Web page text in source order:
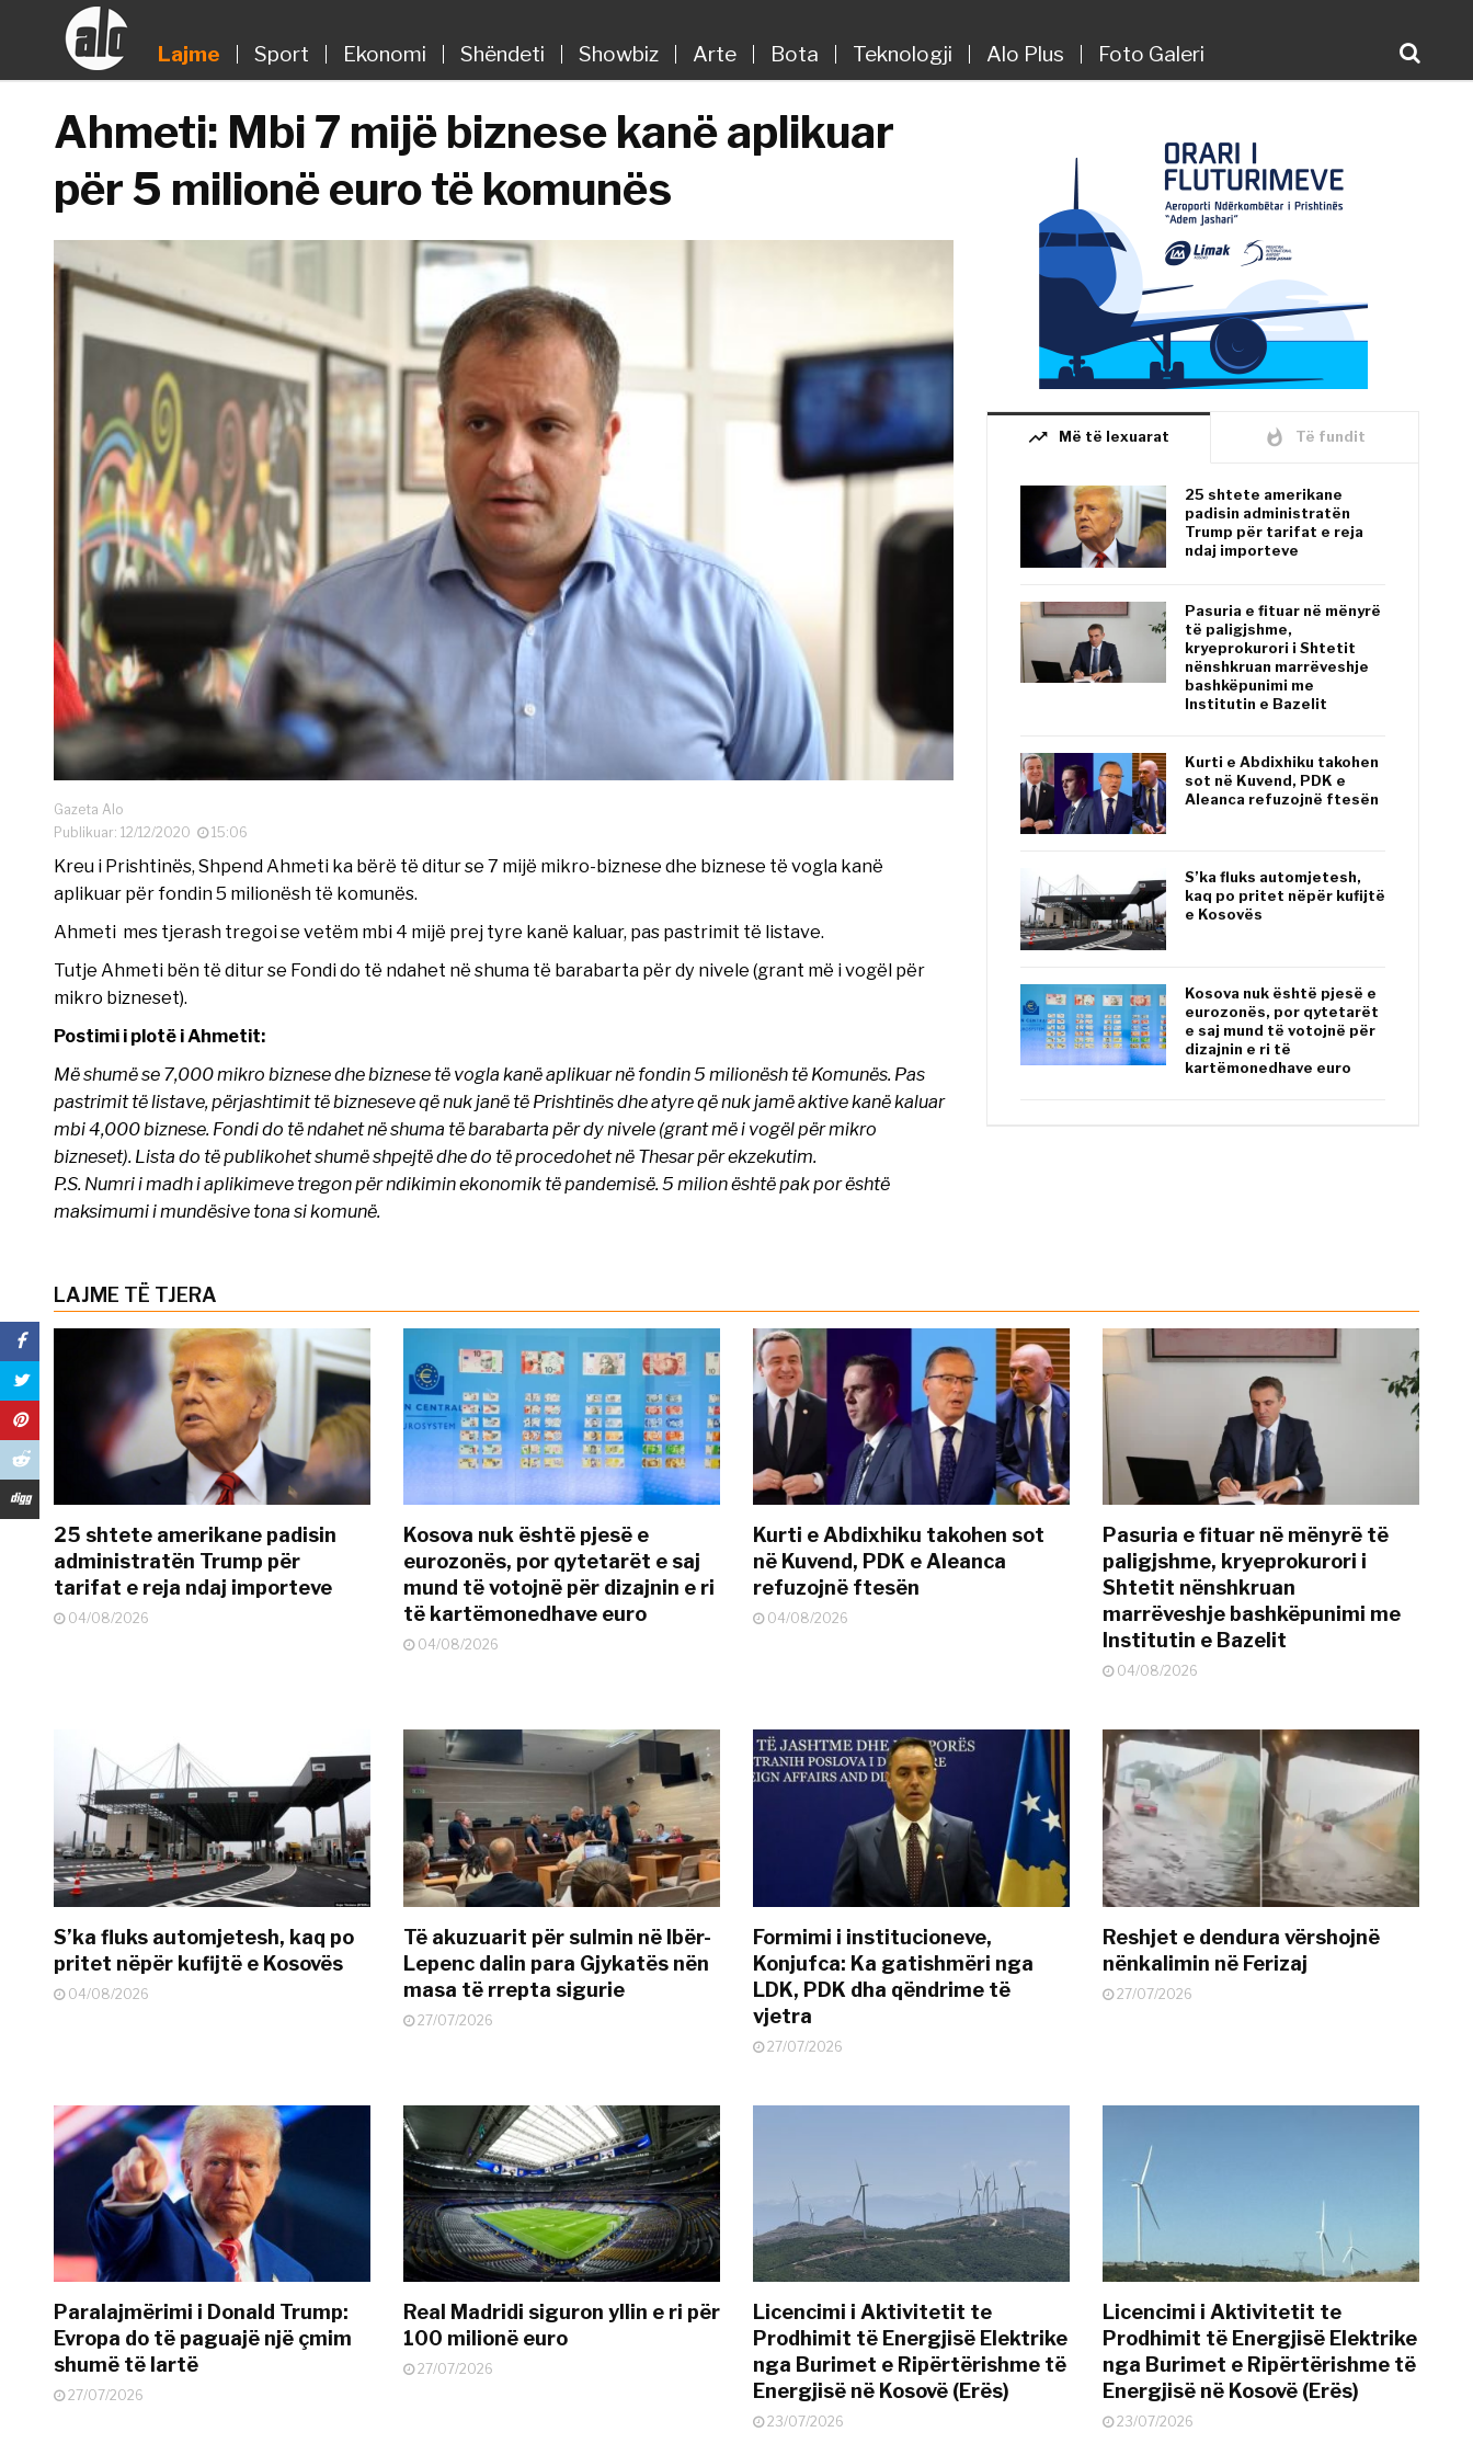
Lajme Sport Ekonomi Shëndeti Showbiz Arte Bota Teknologji Alo Plus Foto Galeri
Ahmeti: Mbi 7 mijë biznese kanë aplikuar
për 5 milionë euro të komunës
Gazeta Alo
Publikuar: 12/12/2020
15:06
Kreu i Prishtinës, Shpend Ahmeti ka bërë të ditur se 7 mijë mikro-biznese dhe biznese të vogla kanë
aplikuar për fondin 5 milionësh të komunës.
Ahmeti mes tjerash tregoi se vetëm mbi 4 mijë prej tyre kanë kaluar, pas pastrimit të listave.
Tutje Ahmeti bën të ditur se Fondi do të ndahet në shuma të barabarta për dy nivele (grant më i vogël për
mikro bizneset).
Postimi i plotë i Ahmetit:
Më shumë se 7,000 mikro biznese dhe biznese të vogla kanë aplikuar në fondin 5 milionësh të Komunës. Pas
pastrimit të listave, përjashtimit të bizneseve që nuk janë të Prishtinës dhe atyre që nuk jamë aktive kanë kaluar
mbi 4,000 biznese. Fondi do të ndahet në shuma të barabarta për dy nivele (grant më i vogël për mikro
bizneset). Lista do të publikohet shumë shpejtë dhe do të procedohet në Thesar për ekzekutim.
P.S. Numri i madh i aplikimeve tregon për ndikimin ekonomik të pandemisë. 5 milion është pak por është
maksimumi i mundësive tona si komunë.
trending_up Më të lexuarat whatshot Të fundit
25 shtete amerikane
padisin administratën
Trump për tarifat e reja
ndaj importeve
Pasuria e fituar në mënyrë
të paligjshme,
kryeprokurori i Shtetit
nënshkruan marrëveshje
bashkëpunimi me
Institutin e Bazelit
Kurti e Abdixhiku takohen
sot në Kuvend, PDK e
Aleanca refuzojnë ftesën
S’ka fluks automjetesh,
kaq po pritet nëpër kufijtë
e Kosovës
Kosova nuk është pjesë e
eurozonës, por qytetarët
e saj mund të votojnë për
dizajnin e ri të
kartëmonedhave euro
LAJME TË TJERA
25 shtete amerikane padisin
administratën Trump për
tarifat e reja ndaj importeve
04/08/2026
Kosova nuk është pjesë e
eurozonës, por qytetarët e saj
mund të votojnë për dizajnin e ri
të kartëmonedhave euro
04/08/2026
Kurti e Abdixhiku takohen sot
në Kuvend, PDK e Aleanca
refuzojnë ftesën
04/08/2026
Pasuria e fituar në mënyrë të
paligjshme, kryeprokurori i
Shtetit nënshkruan
marrëveshje bashkëpunimi me
Institutin e Bazelit
04/08/2026
S’ka fluks automjetesh, kaq po
pritet nëpër kufijtë e Kosovës
04/08/2026
Të akuzuarit për sulmin në Ibër-
Lepenc dalin para Gjykatës nën
masa të rrepta sigurie
27/07/2026
Formimi i institucioneve,
Konjufca: Ka gatishmëri nga
LDK, PDK dha qëndrime të
vjetra
27/07/2026
Reshjet e dendura vërshojnë
nënkalimin në Ferizaj
27/07/2026
Paralajmërimi i Donald Trump:
Evropa do të paguajë një çmim
shumë të lartë
27/07/2026
Real Madridi siguron yllin e ri për
100 milionë euro
27/07/2026
Licencimi i Aktivitetit te
Prodhimit të Energjisë Elektrike
nga Burimet e Ripërtërishme të
Energjisë në Kosovë (Erës)
23/07/2026
Licencimi i Aktivitetit te
Prodhimit të Energjisë Elektrike
nga Burimet e Ripërtërishme të
Energjisë në Kosovë (Erës)
23/07/2026